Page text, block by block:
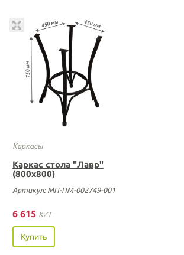
Каркасы
Каркас стола "Лавр"
(800х800)
Артикул: МП-ПМ-002749-001
6 615 KZT
Купить